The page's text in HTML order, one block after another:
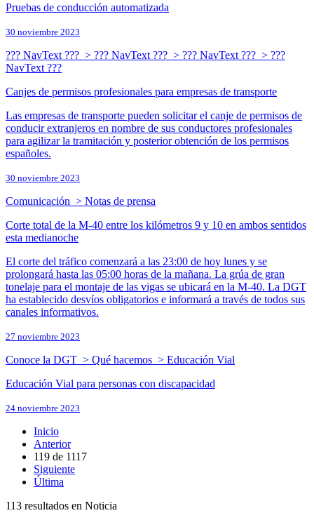
Pruebas de conducción automatizada
30 noviembre 2023
??? NavText ??? > ??? NavText ??? > ??? NavText ??? > ???
NavText ???
Canjes de permisos profesionales para empresas de transporte
Las empresas de transporte pueden solicitar el canje de permisos de
conducir extranjeros en nombre de sus conductores profesionales
para agilizar la tramitación y posterior obtención de los permisos
españoles.
30 noviembre 2023
Comunicación > Notas de prensa
Corte total de la M-40 entre los kilómetros 9 y 10 en ambos sentidos
esta medianoche​
El corte del tráfico comenzará a las 23:00 de hoy lunes y se
prolongará hasta las 05:00 horas de la mañana. La grúa de gran
tonelaje para el montaje de las vigas se ubicará en la M-40. La DGT
ha establecido desvíos obligatorios e informará a través de todos sus
canales informativos.
27 noviembre 2023
Conoce la DGT > Qué hacemos > Educación Vial
Educación Vial para personas con discapacidad
24 noviembre 2023
Inicio
Anterior
119 de 1117
Siguiente
Última
113 resultados en Noticia